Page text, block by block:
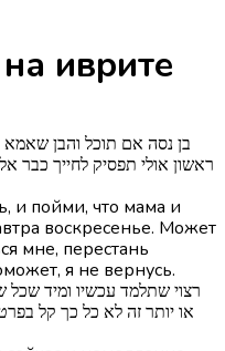
Песня Ben - בן на иврите
בן נסה אם תוכל והבן שאמא
ראשון אולי תפסיק לחייך כבר
и пойми, что мама и
воскресенье. Может
мне, перестань
я не вернусь.
רצוי שתלמד עכשיו ומיד שכל
או יותר זה לא כל כך קל